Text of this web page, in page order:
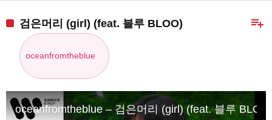
playlist_add
검은머리 (girl) (feat. 블루 BLOO)
oceanfromtheblue
oceanfromtheblue – 검은머리 (girl) (feat. 블루